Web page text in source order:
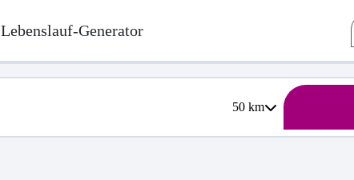
Lebenslauf-Generator
50km